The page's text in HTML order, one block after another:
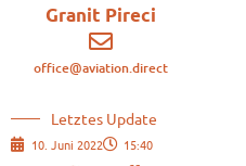
Granit Pireci
office@aviation.direct
Letztes Update
10. Juni 2022 15:40